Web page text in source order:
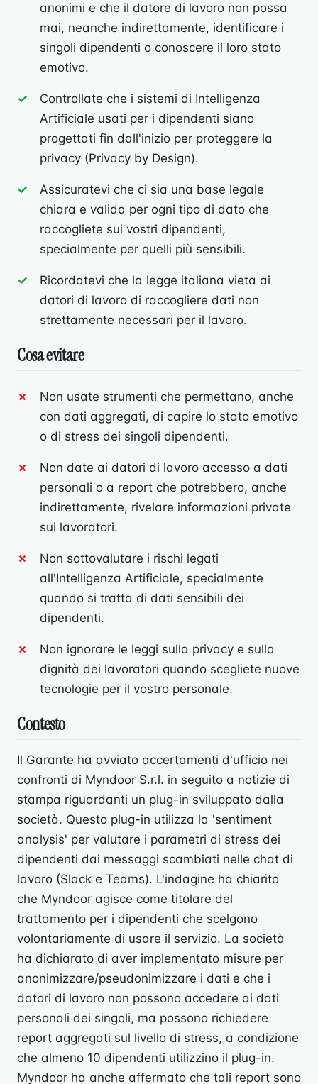
anonimi e che il datore di lavoro non possa
mai, neanche indirettamente, identificare i
singoli dipendenti o conoscere il loro stato
emotivo.
Controllate che i sistemi di Intelligenza
Artificiale usati per i dipendenti siano
progettati fin dall'inizio per proteggere la
privacy (Privacy by Design).
Assicuratevi che ci sia una base legale
chiara e valida per ogni tipo di dato che
raccogliete sui vostri dipendenti,
specialmente per quelli più sensibili.
Ricordatevi che la legge italiana vieta ai
datori di lavoro di raccogliere dati non
strettamente necessari per il lavoro.
Cosa evitare
Non usate strumenti che permettano, anche
con dati aggregati, di capire lo stato emotivo
o di stress dei singoli dipendenti.
Non date ai datori di lavoro accesso a dati
personali o a report che potrebbero, anche
indirettamente, rivelare informazioni private
sui lavoratori.
Non sottovalutare i rischi legati
all'Intelligenza Artificiale, specialmente
quando si tratta di dati sensibili dei
dipendenti.
Non ignorare le leggi sulla privacy e sulla
dignità dei lavoratori quando scegliete nuove
tecnologie per il vostro personale.
Contesto
Il Garante ha avviato accertamenti d'ufficio nei
confronti di Myndoor S.r.l. in seguito a notizie di
stampa riguardanti un plug-in sviluppato dalla
società. Questo plug-in utilizza la 'sentiment
analysis' per valutare i parametri di stress dei
dipendenti dai messaggi scambiati nelle chat di
lavoro (Slack e Teams). L'indagine ha chiarito
che Myndoor agisce come titolare del
trattamento per i dipendenti che scelgono
volontariamente di usare il servizio. La società
ha dichiarato di aver implementato misure per
anonimizzare/pseudonimizzare i dati e che i
datori di lavoro non possono accedere ai dati
personali dei singoli, ma possono richiedere
report aggregati sul livello di stress, a condizione
che almeno 10 dipendenti utilizzino il plug-in.
Myndoor ha anche affermato che tali report sono